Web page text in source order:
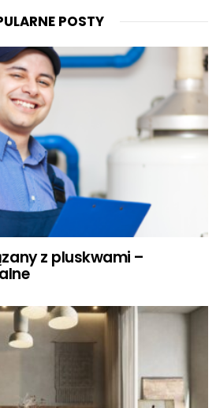
POSTY
z pluskwami –